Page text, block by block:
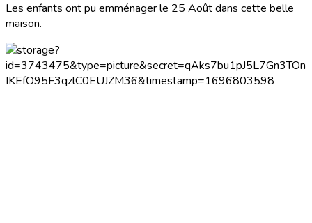
Les enfants ont pu emménager le 25 Août dans cette belle
maison.